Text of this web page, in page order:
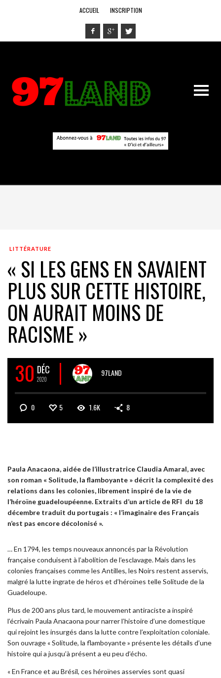
ACCUEIL INSCRIPTION
LITTÉRATURE
« SI LES GENS EN SAVAIENT
PLUS SUR CETTE HISTOIRE,
ON AURAIT MOINS DE
RACISME »
30 DÉC
2020
97LAND
0 5 1.6K 8
Paula Anacaona, aidée de l’illustratrice Claudia Amaral, avec
son roman « Solitude, la flamboyante » décrit la complexité des
relations dans les colonies, librement inspiré de la vie de
l’héroïne guadeloupéenne. Extraits d’un article de RFI du 18
décembre traduit du portugais : « l’imaginaire des Français
n’est pas encore décolonisé ».
… En 1794, les temps nouveaux annoncés par la Révolution
française conduisent à l’abolition de l’esclavage. Mais dans les
colonies françaises comme les Antilles, les Noirs restent asservis,
malgré la lutte ingrate de héros et d’héroïnes telle Solitude de la
Guadeloupe.
Plus de 200 ans plus tard, le mouvement antiraciste a inspiré
l’écrivain Paula Anacaona pour narrer l’histoire d’une domestique
qui rejoint les insurgés dans la lutte contre l’exploitation coloniale.
Son ouvrage « Solitude, la flamboyante » présente les détails d’une
histoire qui a jusqu’à présent a eu peu d’écho.
« En France et au Brésil, ces héroïnes asservies sont quasi